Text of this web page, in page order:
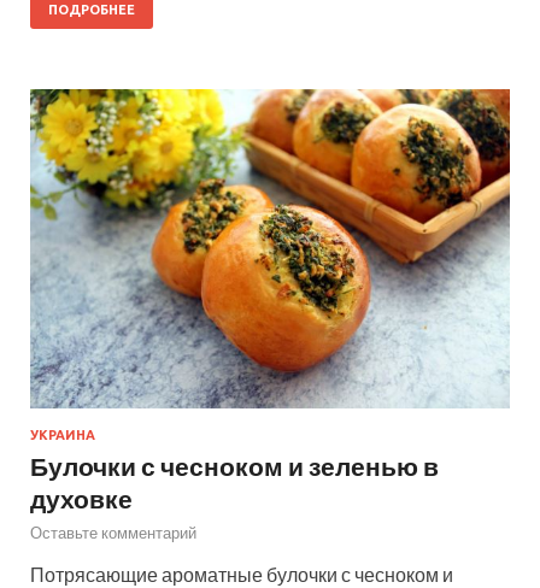
ПОДРОБНЕЕ
УКРАИНА
Булочки с чесноком и зеленью в
духовке
Оставьте комментарий
Потрясающие ароматные булочки с чесноком и